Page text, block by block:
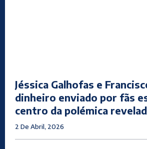
Jéssica Galhofas e
dinheiro enviado por fãs
centro da polémica
2 De Abril, 2026